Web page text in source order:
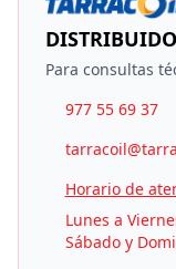
Para consultas
977 55 69 37
Horario de
Lunes a
Sábado y